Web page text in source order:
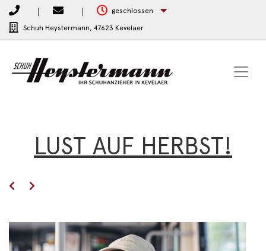
geschlossen
Schuh Heystermann, 47623 Kevelaer
LUST AUF HERBST!